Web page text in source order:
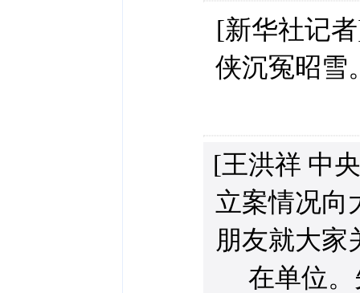
[新华社记
侠沉冤昭雪
[王洪祥 中
立案情况向
朋友就大家
在单位